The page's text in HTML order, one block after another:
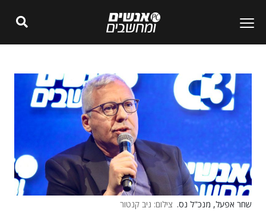
שחר אפעל, מנכ"ל נס. צילום: ניב קנטור